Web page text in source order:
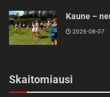
Kaune –
2026-08-07
Skaitomiausi